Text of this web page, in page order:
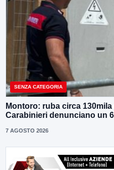
SENZA CATEGORIA
Montoro: ruba circa
Carabinieri denunciano un
7 AGOSTO 2026